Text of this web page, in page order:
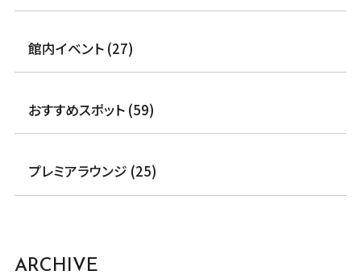
館内イベント (27)
おすすめスポット (59)
プレミアラウンジ (25)
ARCHIVE